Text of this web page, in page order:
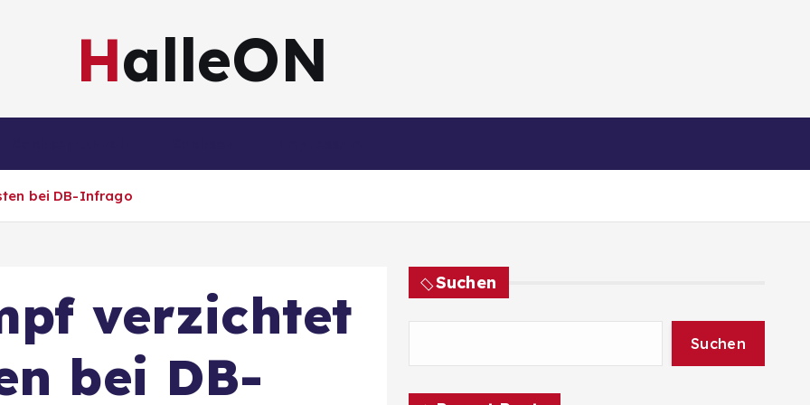
HalleON
bei DB-Infrago
verzichtet
bei DB-
Suchen
Suchen